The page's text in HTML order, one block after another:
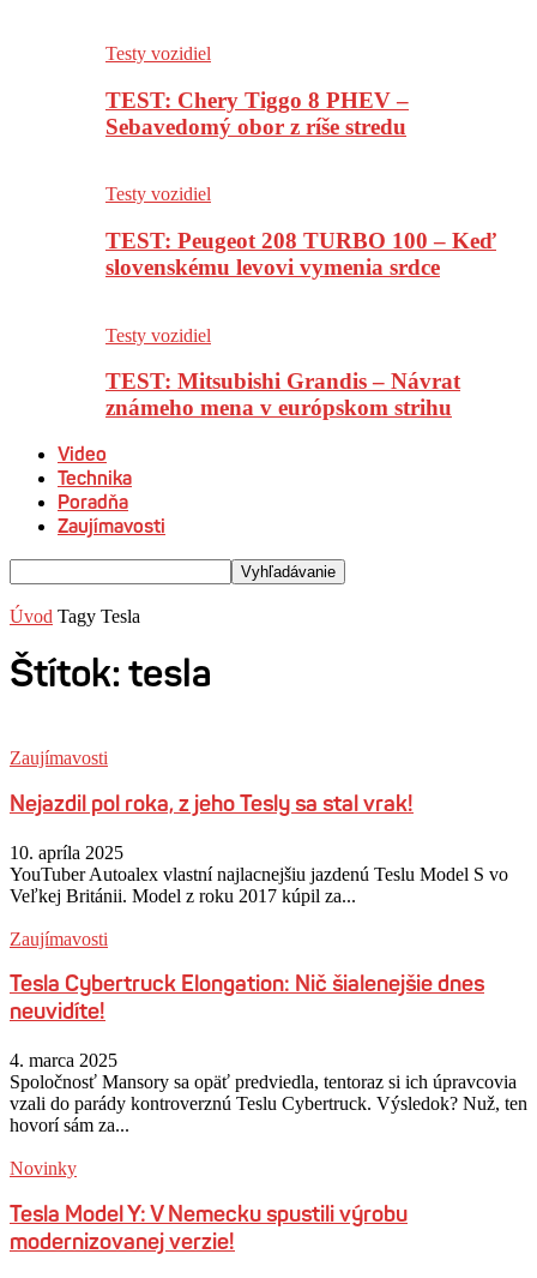
Testy vozidiel
TEST: Chery Tiggo 8 PHEV –
Sebavedomý obor z ríše stredu
Testy vozidiel
TEST: Peugeot 208 TURBO 100 – Keď
slovenskému levovi vymenia srdce
Testy vozidiel
TEST: Mitsubishi Grandis – Návrat
známeho mena v európskom strihu
Video
Technika
Poradňa
Zaujímavosti
Úvod Tagy Tesla
Štítok: tesla
Zaujímavosti
Nejazdil pol roka, z jeho Tesly sa stal vrak!
10. apríla 2025
YouTuber Autoalex vlastní najlacnejšiu jazdenú Teslu Model S vo
Veľkej Británii. Model z roku 2017 kúpil za...
Zaujímavosti
Tesla Cybertruck Elongation: Nič šialenejšie dnes
neuvidíte!
4. marca 2025
Spoločnosť Mansory sa opäť predviedla, tentoraz si ich úpravcovia
vzali do parády kontroverznú Teslu Cybertruck. Výsledok? Nuž, ten
hovorí sám za...
Novinky
Tesla Model Y: V Nemecku spustili výrobu
modernizovanej verzie!